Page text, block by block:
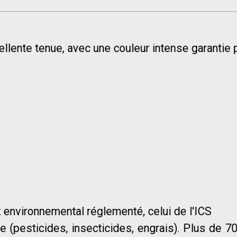
tenue, avec une couleur intense garantie
réglementé, celui de l'ICS
(pesticides, insecticides, engrais). Plus de